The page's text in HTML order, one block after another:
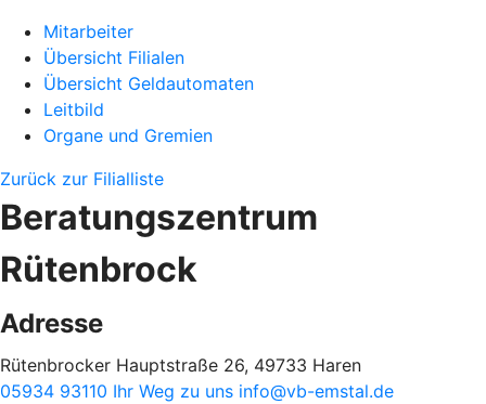
Mitarbeiter
Übersicht Filialen
Übersicht Geldautomaten
Leitbild
Organe und Gremien
Zurück zur Filialliste
Beratungszentrum
Rütenbrock
Adresse
Rütenbrocker Hauptstraße 26, 49733 Haren
05934 93110 Ihr Weg zu uns info@vb-emstal.de